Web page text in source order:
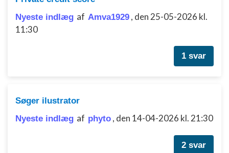
Nyeste indlæg af Amva1929 , den 25-05-2026 kl.
11:30
1 svar
Søger ilustrator
Nyeste indlæg af phyto , den 14-04-2026 kl. 21:30
2 svar